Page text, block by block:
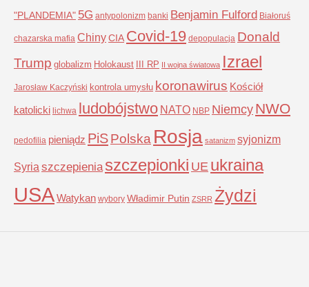
"PLANDEMIA" 5G antypolonizm banki Benjamin Fulford Białoruś
chazarska mafia ChinyCIA Covid-19 depopulacja Donald
Trump globalizm Holokaust III RP II wojna światowa Izrael
Jarosław Kaczyński kontrola umysłu koronawirus Kościół
katolicki lichwa ludobójstwo NATO NBP NiemcyNWO
pedofilia pieniądz PiSPolska Rosja satanizm syjonizm
Syria szczepienia szczepionki UE ukraina
USAWatykan wybory Władimir Putin ZSRR Żydzi